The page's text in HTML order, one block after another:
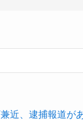
近、逮捕報道が